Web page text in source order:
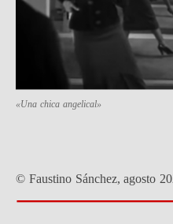
«Una chica angelical»
© Faustino Sánchez, agosto